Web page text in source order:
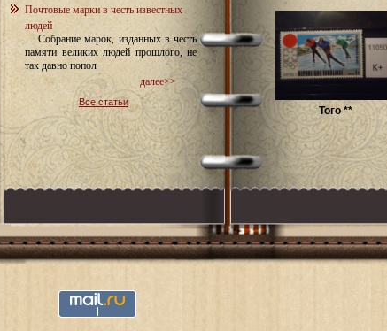
Почтовые марки в честь известных
людей
Собрание марок, изданных в честь
памяти великих людей прошлого, не
так давно попол
далее>>
Все статьи
Того **